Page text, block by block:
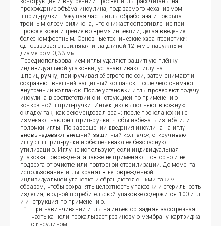
конструкция и внутренний просвет иглы рассчитаны на
прохождение объёма инсулина, подаваемого механизмом
шприц‑ручки. Режущая часть иглы обработана и покрыта
тройным слоем силикона, что снижает сопротивление при
проколе кожи и трение во время инъекции, делая введение
более комфортным. Основные технические характеристики:
одноразовая стерильная игла длиной 12 мм с наружным
диаметром 0,33 мм.
Перед использованием иглы удаляют защитную плёнку
индивидуальной упаковки, устанавливают иглу на
шприц‑ручку, прикручивая её строго по оси, затем снимают и
сохраняют внешний защитный колпачок, после чего снимают
внутренний колпачок. После установки иглы проверяют подачу
инсулина в соответствии с инструкцией по применению
конкретной шприц‑ручки. Инъекцию выполняют в кожную
складку так, как рекомендовал врач; после прокола кожи не
изменяют наклон шприц‑ручки, чтобы избежать изгиба или
поломки иглы. По завершении введения инсулина на иглу
вновь надевают внешний защитный колпачок, откручивают
иглу от шприц‑ручки и обеспечивают её безопасную
утилизацию. Иглу не используют, если индивидуальная
упаковка повреждена, а также не применяют повторно и не
подвергают очистке или повторной стерилизации. До момента
использования иглы хранят в неповреждённой
индивидуальной упаковке и обращаются с ними таким
образом, чтобы сохранять целостность упаковки и стерильность
изделия; в одной потребительской упаковке содержится 100 игл
и инструкция по применению.
При навинчивании иглы на инъектор задняя заостренная
часть канюли прокалывает резиновую мембрану картриджа
с инсулином.